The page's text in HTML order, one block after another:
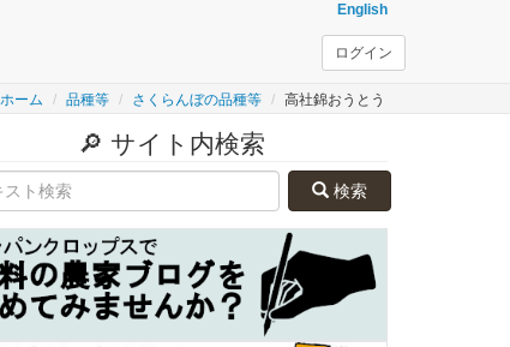
English
ログイン
ホーム 品種等 さくらんぼの品種等 高社錦おうとう
🔎 サイト内検索
検索